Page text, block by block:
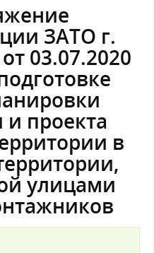
ЗАТО г.
03.07.2020
проекта
в
улицами